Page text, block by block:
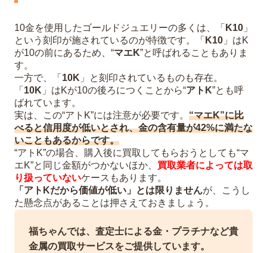
10金を使用したゴールドジュエリーの多くは、「 K10 」
という刻印が施されているのが特徴です。「 K10 」はK
が10の前にあるため、“マエK”と呼ばれることもありま
す。
一方で、「 10K 」と刻印されているものも存在。
「 10K 」はKが10の後ろにつくことから“アトK”とも呼
ばれています。
実は、この“アトK”には注意が必要です。 “マエK”に比
べると信用度が低いとされ、金の含有量が42%に満たな
いこともあるからです。
“アトK”の場合、購入後に買取してもらおうとしても“マ
エK”と同じ金額がつかないほか、 買取業者によっては取
り扱っていないケースもあります。
「アトKだから価値が低い」とは限りませんが、こうし
た懸念点があることは押さえておきましょう。
福ちゃんでは、査定士による金・プラチナなど貴
金属の買取サービスをご提供しています。